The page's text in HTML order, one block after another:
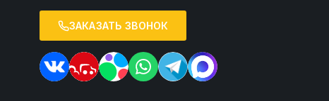
ЗАКАЗАТЬ ЗВОНОК